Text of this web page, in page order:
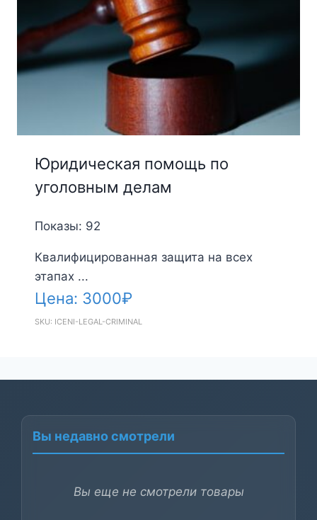
Юридическая помощь по
уголовным делам
Показы: 92
Квалифицированная защита на всех
этапах ...
Цена: 3000₽
SKU: ICENI-LEGAL-CRIMINAL
Вы недавно смотрели
Вы еще не смотрели товары